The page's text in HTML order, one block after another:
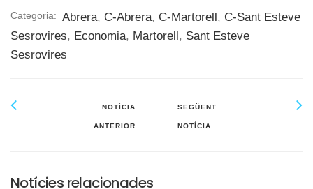
Categoria: Abrera, C-Abrera, C-Martorell, C-Sant Esteve
Sesrovires, Economia, Martorell, Sant Esteve
Sesrovires
NOTÍCIA
ANTERIOR
SEGÜENT
NOTÍCIA
Notícies relacionades